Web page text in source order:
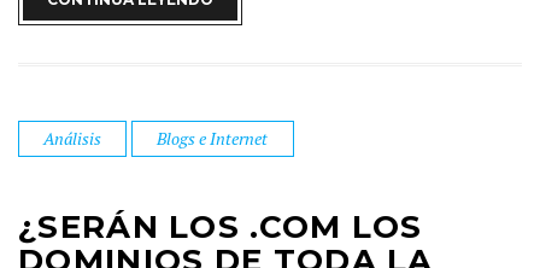
Análisis Blogs e Internet
¿SERÁN LOS .COM LOS